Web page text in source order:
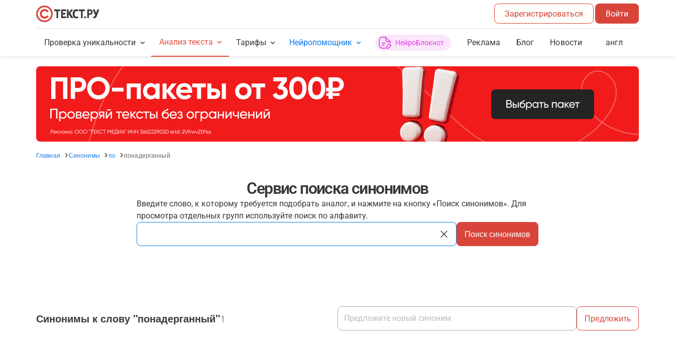
Зарегистрироваться Войти
Проверка уникальности Анализ текста Тарифы Нейропомощник НейроБлокнот Реклама Блог Новости англ
Главная Синонимы по понадерганный
Сервис поиска синонимов
Введите слово, к которому требуется подобрать аналог, и нажмите на кнопку «Поиск синонимов». Для
просмотра отдельных групп используйте поиск по алфавиту.
Поиск синонимов
Синонимы к слову "понадерганный"1 Предложить